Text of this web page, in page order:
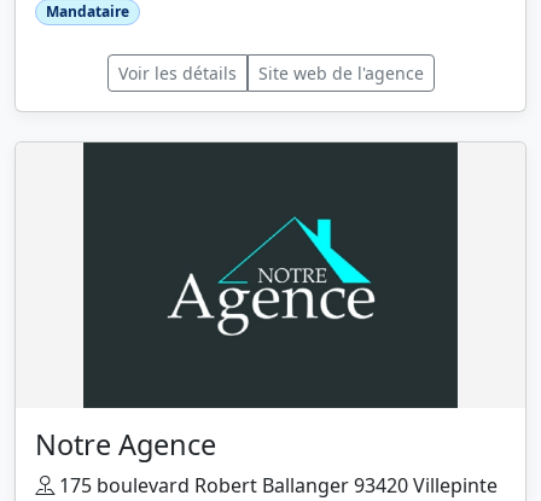
Mandataire
Voir les détails Site web de l'agence
Notre Agence
175 boulevard Robert Ballanger 93420 Villepinte